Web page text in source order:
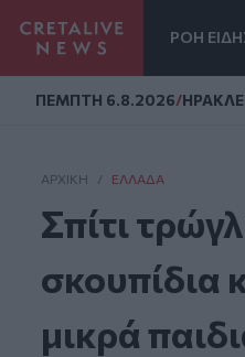
ΡΟΗ
ΠΕΜΠΤΗ 6.8.2026/
ΑΡΧΙΚΗ / ΕΛΛΆΔΑ
Σπίτι
σκουπίδια
μικρά